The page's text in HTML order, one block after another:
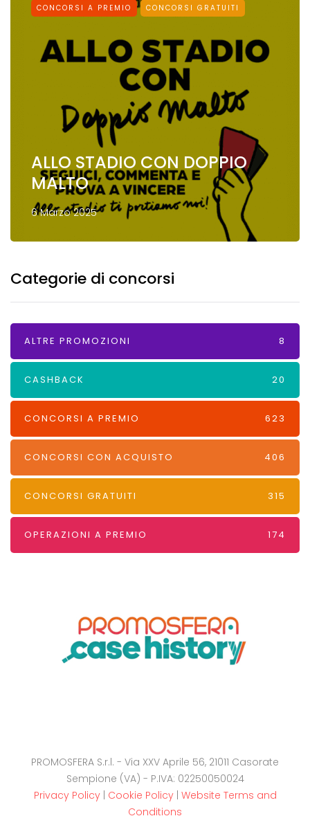
CONCORSI A PREMIO CONCORSI GRATUITI
ALLO STADIO CON DOPPIO
MALTO
6 Marzo 2025
Categorie di concorsi
ALTRE PROMOZIONI 8
CASHBACK 20
CONCORSI A PREMIO 623
CONCORSI CON ACQUISTO 406
CONCORSI GRATUITI 315
OPERAZIONI A PREMIO 174
PROMOSFERA S.r.l. - Via XXV Aprile 56, 21011 Casorate
Sempione (VA) - P.IVA: 02250050024
Privacy Policy| Cookie Policy| Website Terms and
Conditions